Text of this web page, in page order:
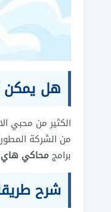
هل يمكن
الكثير من محبي
برامجمحاكي
شرح